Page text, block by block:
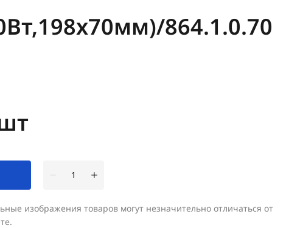
864.1.0.70
изображения товаров могут незначительно отличаться от